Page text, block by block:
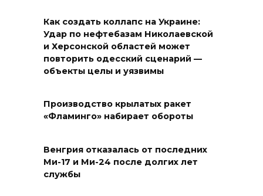
Как создать коллапс на Украине:
Удар по нефтебазам Николаевской
и Херсонской областей может
повторить одесский сценарий —
объекты целы и уязвимы
Производство крылатых ракет
«Фламинго» набирает обороты
Венгрия отказалась от последних
Ми-17 и Ми-24 после долгих лет
службы